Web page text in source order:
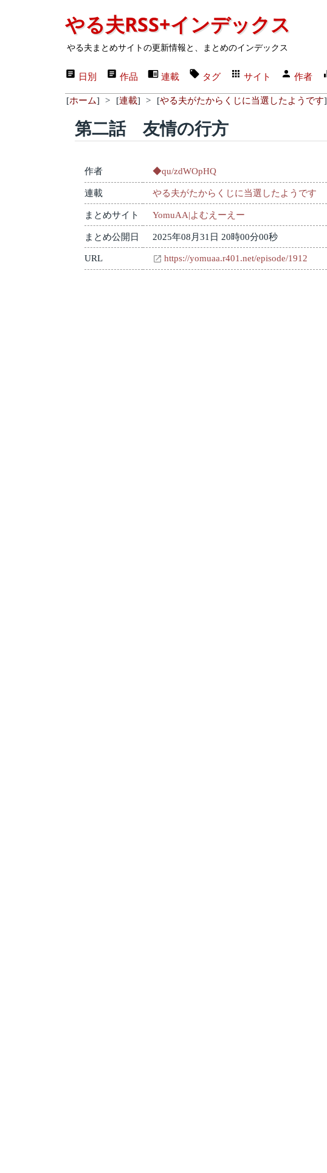
やる夫RSS+インデックス
やる夫まとめサイトの更新情報と、まとめのインデックス
日別 作品 連載 タグ サイト 作者
[ホーム] > [連載] > [やる夫がたからくじに当選したようです]
第二話 友情の行方
作者 ◆qu/zdWOpHQ
連載 やる夫がたからくじに当選したようです
まとめサイト YomuAA|よむえーえー
まとめ公開日 2025年08月31日 20時00分00秒
URL https://yomuaa.r401.net/episode/1912